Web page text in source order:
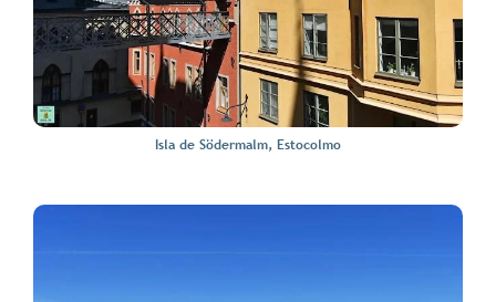
Isla de Södermalm, Estocolmo